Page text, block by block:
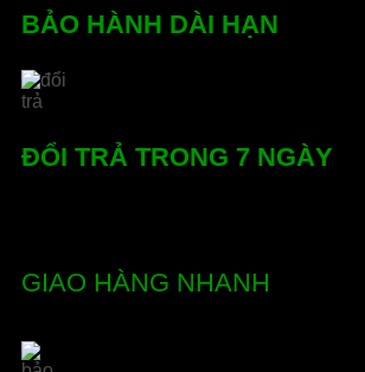
BẢO HÀNH DÀI HẠN
ĐỔI TRẢ TRONG 7 NGÀY
GIAO HÀNG NHANH